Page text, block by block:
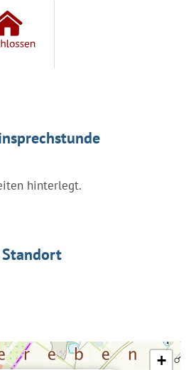
hinterlegt.
Standort
+